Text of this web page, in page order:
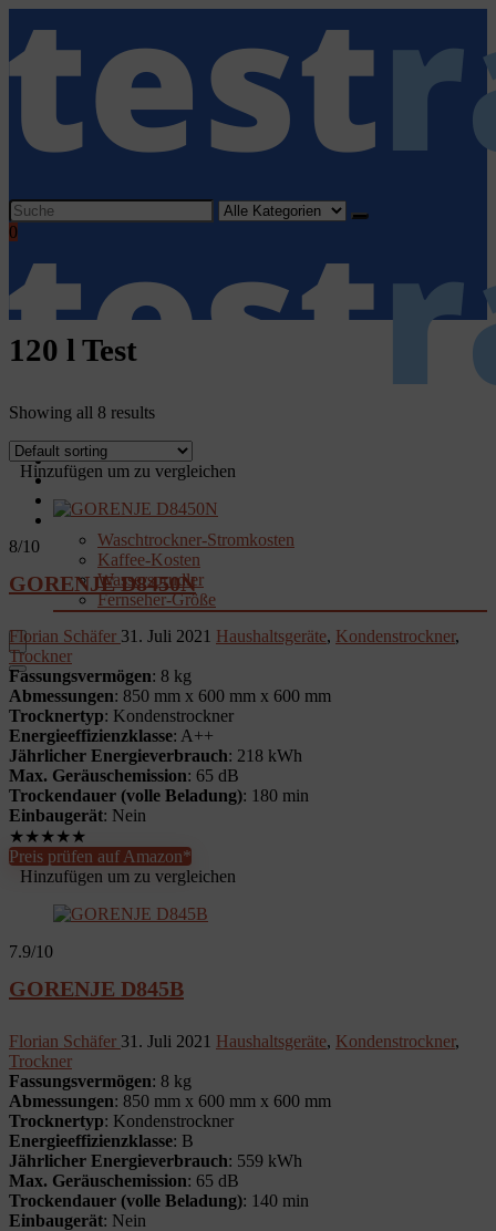
Search
for:
0
Home
Haushaltsgeräte
Garten
Rechner & Tools
Waschtrockner-Stromkosten
Kaffee-Kosten
Wassersprudler
Fernseher-Größe
120 l Test
Showing all 8 results
Hinzufügen um zu vergleichen
8/10
GORENJE D8450N
Florian Schäfer 31. Juli 2021 Haushaltsgeräte, Kondenstrockner,
Trockner
Fassungsvermögen: 8 kg
Abmessungen: 850 mm x 600 mm x 600 mm
Trocknertyp: Kondenstrockner
Energieeffizienzklasse: A++
Jährlicher Energieverbrauch: 218 kWh
Max. Geräuschemission: 65 dB
Trockendauer (volle Beladung): 180 min
Einbaugerät: Nein
★★★★★
Preis prüfen auf Amazon*
Hinzufügen um zu vergleichen
7.9/10
GORENJE D845B
Florian Schäfer 31. Juli 2021 Haushaltsgeräte, Kondenstrockner,
Trockner
Fassungsvermögen: 8 kg
Abmessungen: 850 mm x 600 mm x 600 mm
Trocknertyp: Kondenstrockner
Energieeffizienzklasse: B
Jährlicher Energieverbrauch: 559 kWh
Max. Geräuschemission: 65 dB
Trockendauer (volle Beladung): 140 min
Einbaugerät: Nein